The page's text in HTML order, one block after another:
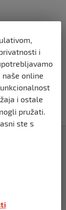
stambeni i
i
online
i ostale
pružati.
ste s